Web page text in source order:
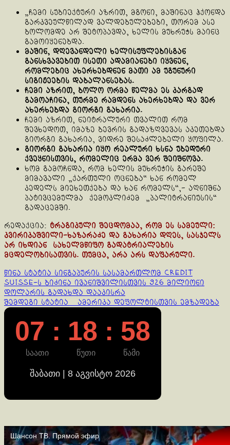
„ჩემი სუბიექტური აზრით, მგონი, მაშინაც ჰქონდა
გარკვეულწილად ვალდებულებები, თორემ ასე
ბოლომდე არ შეტოპავდა, ხელის მუხრუჭს მაინც
გამოიყენებდა.
მაშინ, დღევანდელი ხელისუფლებისგან
განსხვავებით ისეთი ადამიანები იყვნენ,
რომლებიც ახერხებდნენ მათი ამ უგუნური
სიგიჟეების დაბალანსებას.
ჩემი აზრით, ბოლო ორმა წელმა ეს კარგად
გამოაჩინა, თურმე რამდენს ახერხებდა და ვერ
ახერხებდა გიორგი გახარია.
ჩემი აზრით, ნეიტრალური თვალით რომ
შევხედოთ, იმაზე ბევრის გადაზღვევას აკეთებდა
გიორგი გახარია, ვიდრე შესაძლებელი ყოფილა.
გიორგი გახარია იყო რეალური ხსნა უბედური
ქვეყნისთვის, რომელიც ერმა ვერ შეიშნოვა.
ხომ გამოჩნდა, რომ ხელის მუხრუჭის გარეშე
მიმავალი „ქართული ოცნება“ ხან რომელ
კედელს მიეხეთქება და ხან რომელს“,- აღნიშნა
პატივცემულმა ქემოკლიძემ „პალიტრანიუსის“
გადაცემში.
რედაქცია: ტრაგიკული შეცდომაა, რომ ეს სამეული:
კვირიკაშვილი-ხაზარაძე და გახარია დღეს, სასჯელს
არ იხდიან სახელმწიფო გადატრიალების
მცდელობისათვის. თუმცა, არა არს დაფარული.
Continue
Reading
წინა სტატია სინგაპურის სასამართლომ Credit
Suisse-ს ბიძინა ივანიშვილისთვის 926 მილიონი
დოლარის გადახდა დააკისრა
შემდეგი სტატია ამერიკა დეფოლტისთვის ემზადება
07 : 18 : 59
საათი წუთი წამი
შაბათი | 8 აგვისტო 2026